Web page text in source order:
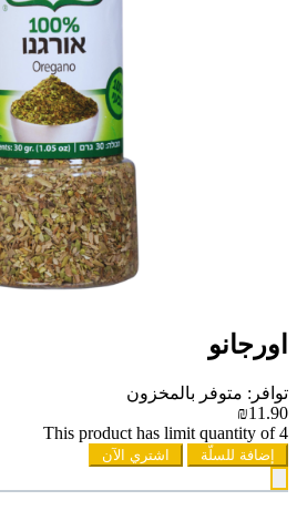
اورجانو
توافر: متوفر بالمخزون
₪11.90
This product has limit quantity of 4
إضافة للسلّة اشتري الآن